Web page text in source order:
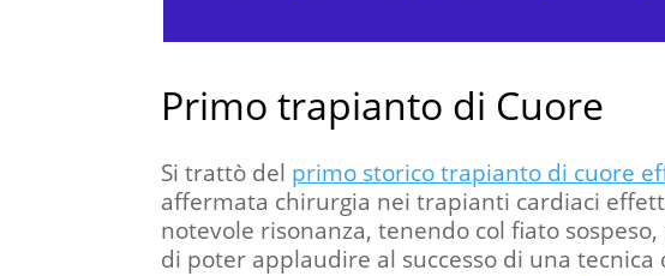
Primo trapianto di Cuore
Si trattò del primo storico trapianto di cuore
affermata chirurgia nei trapianti cardiaci
notevole risonanza, tenendo col fiato
di poter applaudire al successo di una tecnica